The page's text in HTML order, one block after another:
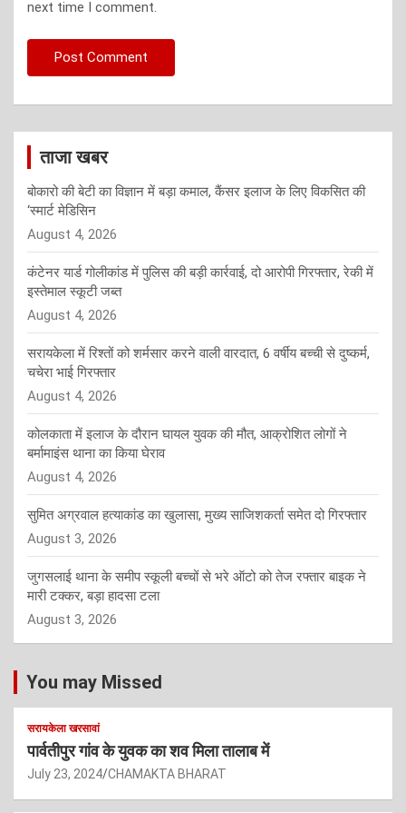
next time I comment.
ताजा खबर
बोकारो की बेटी का विज्ञान में बड़ा कमाल, कैंसर इलाज के लिए विकसित की
‘स्मार्ट मेडिसिन
August 4, 2026
कंटेनर यार्ड गोलीकांड में पुलिस की बड़ी कार्रवाई, दो आरोपी गिरफ्तार, रेकी में
इस्तेमाल स्कूटी जब्त
August 4, 2026
सरायकेला में रिश्तों को शर्मसार करने वाली वारदात, 6 वर्षीय बच्ची से दुष्कर्म,
चचेरा भाई गिरफ्तार
August 4, 2026
कोलकाता में इलाज के दौरान घायल युवक की मौत, आक्रोशित लोगों ने
बर्मामाइंस थाना का किया घेराव
August 4, 2026
सुमित अग्रवाल हत्याकांड का खुलासा, मुख्य साजिशकर्ता समेत दो गिरफ्तार
August 3, 2026
जुगसलाई थाना के समीप स्कूली बच्चों से भरे ऑटो को तेज रफ्तार बाइक ने
मारी टक्कर, बड़ा हादसा टला
August 3, 2026
You may Missed
सरायकेला खरसावां
पार्वतीपुर गांव के युवक का शव मिला तालाब में
July 23, 2024 CHAMAKTA BHARAT